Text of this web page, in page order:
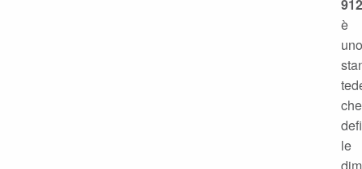
912
è
uno
che
le